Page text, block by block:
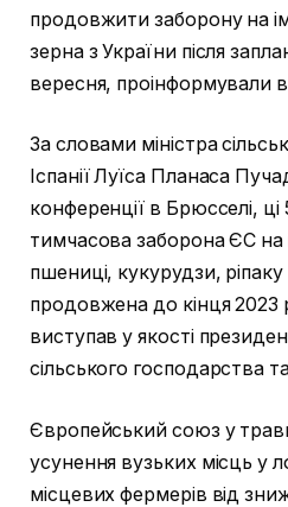
продовжити заборону на
зерна з України після
вересня, проінформували
За словами міністра
Іспанії Луїса Планаса
конференції в Брюсселі,
тимчасова заборона ЄС на
пшениці, кукурудзи, ріпаку
продовжена до кінця
виступав у якості
сільського господарства
Європейський союз у
усунення вузьких місць у
місцевих фермерів від